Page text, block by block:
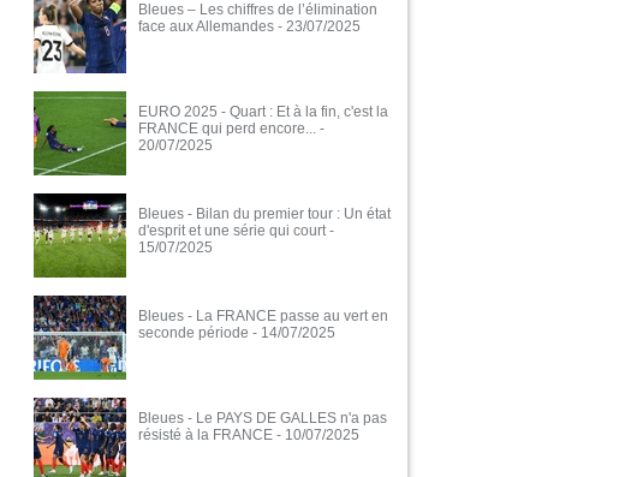
Bleues – Les chiffres de l’élimination
face aux Allemandes - 23/07/2025
EURO 2025 - Quart : Et à la fin, c'est la
FRANCE qui perd encore... -
20/07/2025
Bleues - Bilan du premier tour : Un état
d'esprit et une série qui court -
15/07/2025
Bleues - La FRANCE passe au vert en
seconde période - 14/07/2025
Bleues - Le PAYS DE GALLES n'a pas
résisté à la FRANCE - 10/07/2025